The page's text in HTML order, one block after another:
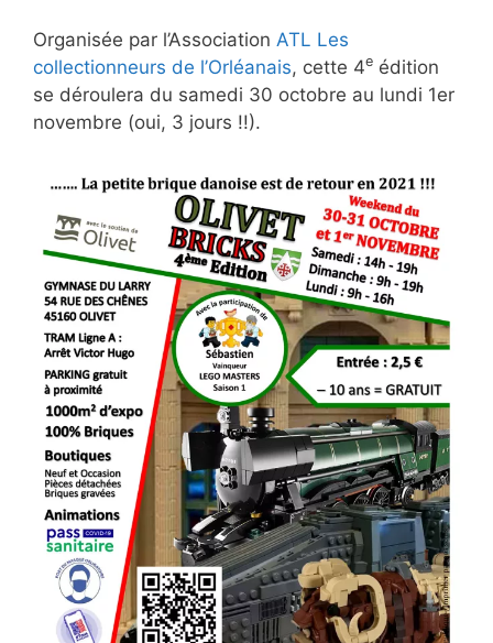
Organisée par l’Association ATL Les
collectionneurs de l’Orléanais, cette 4e édition
se déroulera du samedi 30 octobre au lundi 1er
novembre (oui, 3 jours !!).